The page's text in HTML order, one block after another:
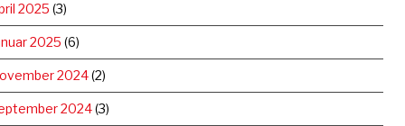
2025 (3)
2025 (6)
2024(2)
2024(3)